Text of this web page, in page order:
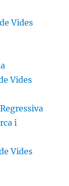
Vides
Vides
i
Vides